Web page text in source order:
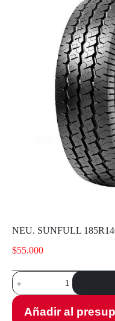
NEU. SUNFULL
$55.000
NEU.
SUNFULL
185R14C
8PR Añadir al